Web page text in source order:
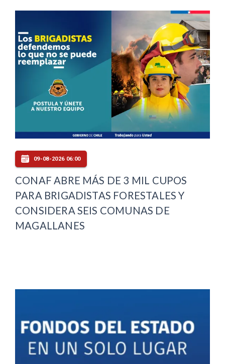
09-08-2026 06:00
CONAF ABRE MÁS DE 3 MIL CUPOS
PARA BRIGADISTAS FORESTALES Y
CONSIDERA SEIS COMUNAS DE
MAGALLANES